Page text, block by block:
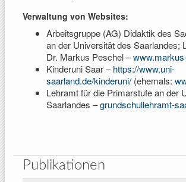
Verwaltung von Websites:
Arbeitsgruppe (AG) Didaktik des
an der Universität des Saarlandes;
Dr. Markus Peschel –
Kinderuni Saar –https://www.uni-
saarland.de/kinderuni/(ehemals:
Lehramt für die Primarstufe an der
Saarlandes –grundschullehramt-
Publikationen